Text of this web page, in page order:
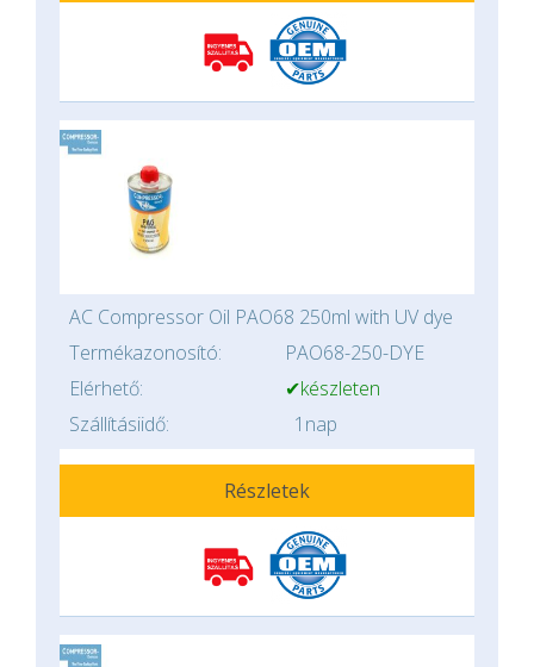
AC Compressor Oil PAO68 250ml with UV dye
Termékazonosító:
PAO68-250-DYE
Elérhető:
✔készleten
Szállításiidő:
1nap
Részletek